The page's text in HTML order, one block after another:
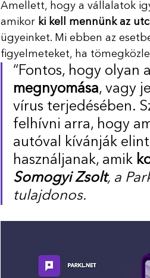
Amellett, hogy a vállalatok
amikor ki kell mennünk az
ügyeinket. Mi ebben az
figyelmeteket, ha
“Fontos, hogy olyan
megnyomása, vagy
vírus terjedésében.
felhívni arra, hogy
autóval kívánják
használjanak, amik
Somogyi Zsolt, a
tulajdonos.